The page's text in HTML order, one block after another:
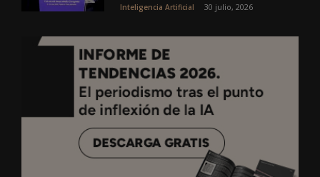
Inteligencia Artificial 30 julio, 2026